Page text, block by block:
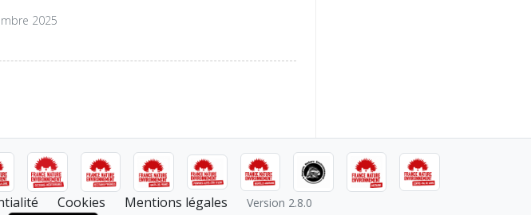
2025
Cookies Mentions légales Version 2.8.0